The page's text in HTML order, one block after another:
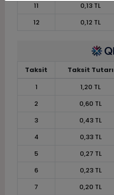
11
0,13 TL
12
0,12 TL
Taksit Taksit Tutarı
1
1,20 TL
2
0,60 TL
3
0,43 TL
4
0,33 TL
5
0,27 TL
6
0,23 TL
7
0,20 TL